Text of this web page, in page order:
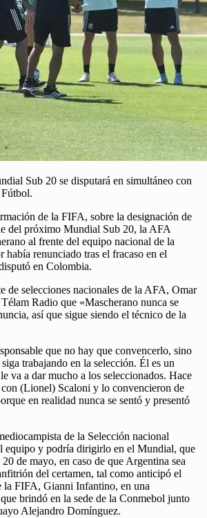
Sub 20 se disputará en simultáneo con
de la FIFA, sobre la designación de
del próximo Mundial Sub 20, la AFA
al frente del equipo nacional de la
había renunciado tras el fracaso en el
en Colombia.
de selecciones nacionales de la AFA, Omar
Radio que «Mascherano nunca se
así que sigue siendo el técnico de la
que no hay que convencerlo, sino
trabajando en la selección. Él es un
va a dar mucho a los seleccionados. Hace
(Lionel) Scaloni y lo convencieron de
en realidad nunca se sentó y presentó
de la Selección nacional
equipo y podría dirigirlo en el Mundial, que
de mayo, en caso de que Argentina sea
del certamen, tal como anticipó el
la FIFA, Gianni Infantino, en una
brindó en la sede de la Conmebol junto
Alejandro Domínguez.